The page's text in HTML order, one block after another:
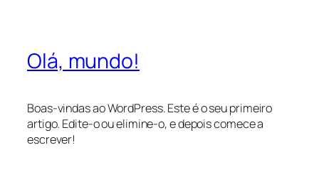
Olá, mundo!
Boas-vindas ao WordPress. Este é o seu primeiro
artigo. Edite-o ou elimine-o, e depois comece a
escrever!